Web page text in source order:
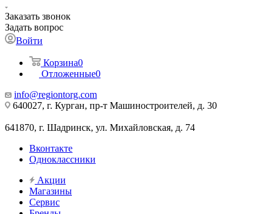
Заказать звонок
Задать вопрос
Войти
Корзина0
Отложенные0
info@regiontorg.com
640027, г. Курган, пр-т Машиностроителей, д. 30
641870, г. Шадринск, ул. Михайловская, д. 74
Вконтакте
Одноклассники
Акции
Магазины
Сервис